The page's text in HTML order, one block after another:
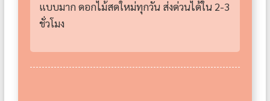
แบบมาก ดอกไม้สดใหม่ทุกวัน ส่งด่วนได้ใน 2-3
ชั่วโมง